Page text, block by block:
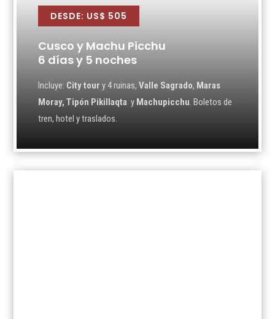
DESDE: US$ 505
Cusco y Machu Picchu
6 días y 5 noches
Incluye: City tour y 4 ruinas,Valle Sagrado, Maras
Moray, Tipón Pikillaqta y Machupicchu . Boletos de
tren, hotel y traslados.